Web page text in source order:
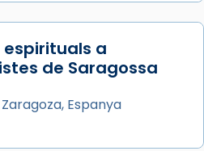
de l’antiga Iluro.
les relíq
Barcelona
espirituals a
de Saragossa
Espanya